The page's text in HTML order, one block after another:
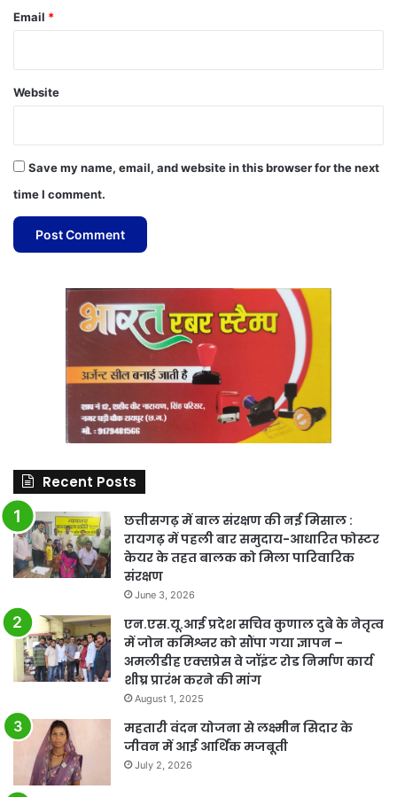
Email *
Website
Save my name, email, and website in this browser for the next
time I comment.
Recent Posts
छत्तीसगढ़ में बाल संरक्षण की नई मिसाल :
रायगढ़ में पहली बार समुदाय-आधारित फोस्टर
केयर के तहत बालक को मिला पारिवारिक
संरक्षण
June 3, 2026
एन.एस.यू.आई प्रदेश सचिव कुणाल दुबे के नेतृत्व
में जोन कमिश्नर को सौंपा गया ज्ञापन –
अमलीडीह एक्सप्रेस वे जॉइंट रोड निर्माण कार्य
शीघ्र प्रारंभ करने की मांग
August 1, 2025
महतारी वंदन योजना से लक्ष्मीन सिदार के
जीवन में आई आर्थिक मजबूती
July 2, 2026